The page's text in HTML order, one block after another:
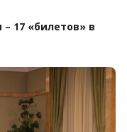
17 «билетов» в